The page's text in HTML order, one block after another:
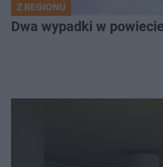
Z REGIONU
Dwa wypadki w